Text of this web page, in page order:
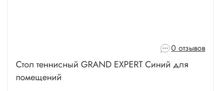
0 отзывов
Стол теннисный GRAND EXPERT Синий для
помещений